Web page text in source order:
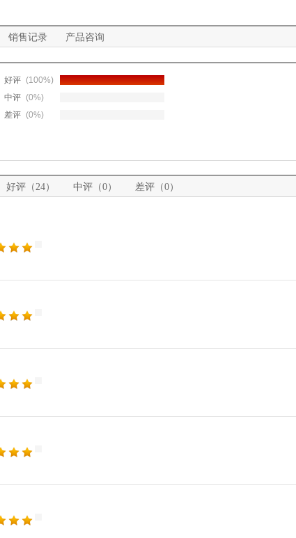
销售记录 产品咨询
好评 (100%)
中评 (0%)
差评 (0%)
好评（24） 中评（0） 差评（0）